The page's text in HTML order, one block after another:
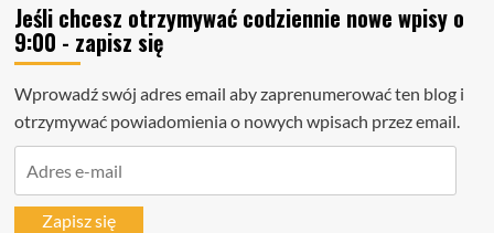
Jeśli chcesz otrzymywać codziennie nowe wpisy o
9:00 - zapisz się
Wprowadź swój adres email aby zaprenumerować ten blog i
otrzymywać powiadomienia o nowych wpisach przez email.
mailZapisz się